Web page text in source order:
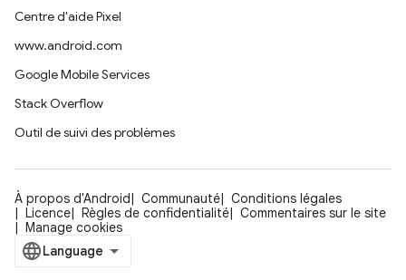
Centre d'aide Pixel
www.android.com
Google Mobile Services
Stack Overflow
Outil de suivi des problèmes
À propos d'Android Communauté
Conditions légales
Licence
Règles de confidentialité
Commentaires sur le site
Manage cookies